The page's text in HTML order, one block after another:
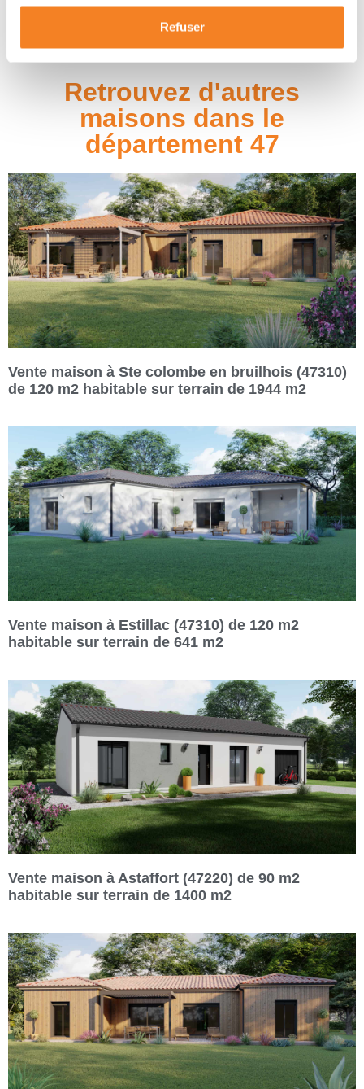
Refuser
Retrouvez d'autres
maisons dans le
département 47
Vente maison à Ste colombe en bruilhois (47310)
de 120 m2 habitable sur terrain de 1944 m2
Vente maison à Estillac (47310) de 120 m2
habitable sur terrain de 641 m2
Vente maison à Astaffort (47220) de 90 m2
habitable sur terrain de 1400 m2